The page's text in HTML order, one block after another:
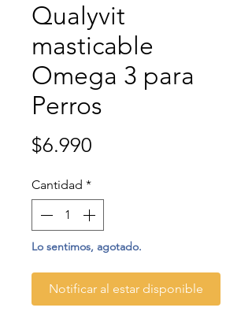
Qualyvit
masticable
Omega 3 para
Perros
$6.990
Cantidad *
Lo sentimos, agotado.
Notificar al estar disponible